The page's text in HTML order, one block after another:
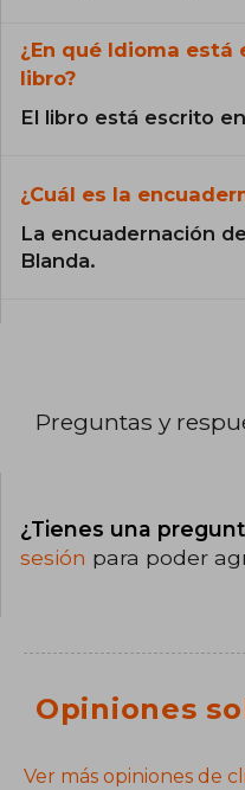
¿En qué Idioma está
libro?
El libro está escrito
¿Cuál es la
La encuadernación
Blanda.
Preguntas y
¿Tienes una
sesión para poder
Opiniones
Ver más opiniones de